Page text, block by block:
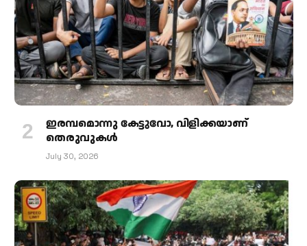
ഇരമ്പമൊന്നു കേട്ടുവോ, വിളിക്കയാണ്
തെരുവുകള്‍
July 30, 2026